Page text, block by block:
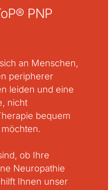
PNP
an Menschen,
peripherer
leiden und eine
nicht
bequem
ob Ihre
Neuropathie
Ihnen unser